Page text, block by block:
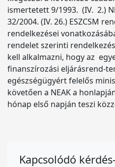
ismertetett 9/1993. (IV. 2.)
32/2004. (IV. 26.) ESZCSM
rendelkezései
rendelet szerinti
kell alkalmazni, hogy az
finanszírozási eljárásrend-
egészségügyért felelős
követően a NEAK a
hónap első napján teszi
Kapcsolódó